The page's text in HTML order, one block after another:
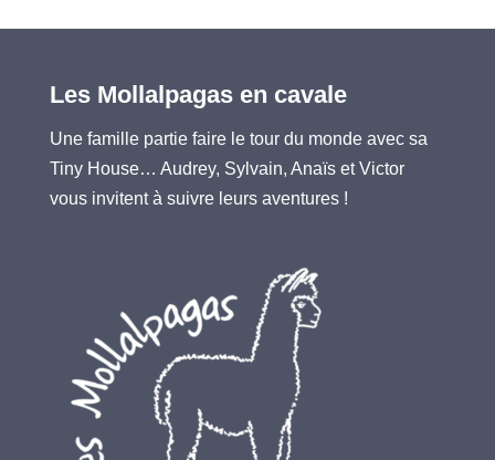
Les Mollalpagas en cavale
Une famille partie faire le tour du monde avec sa
Tiny House… Audrey, Sylvain, Anaïs et Victor
vous invitent à suivre leurs aventures !